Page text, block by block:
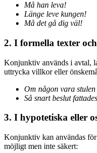
Må han leva!
Länge leve kungen!
Må det gå dig väl!
2. I formella texter
Konjunktiv används i avtal,
uttrycka villkor eller
Om någon vara
Så snart beslut
3. I hypotetiska eller
Konjunktiv kan användas
möjligt men inte säkert: